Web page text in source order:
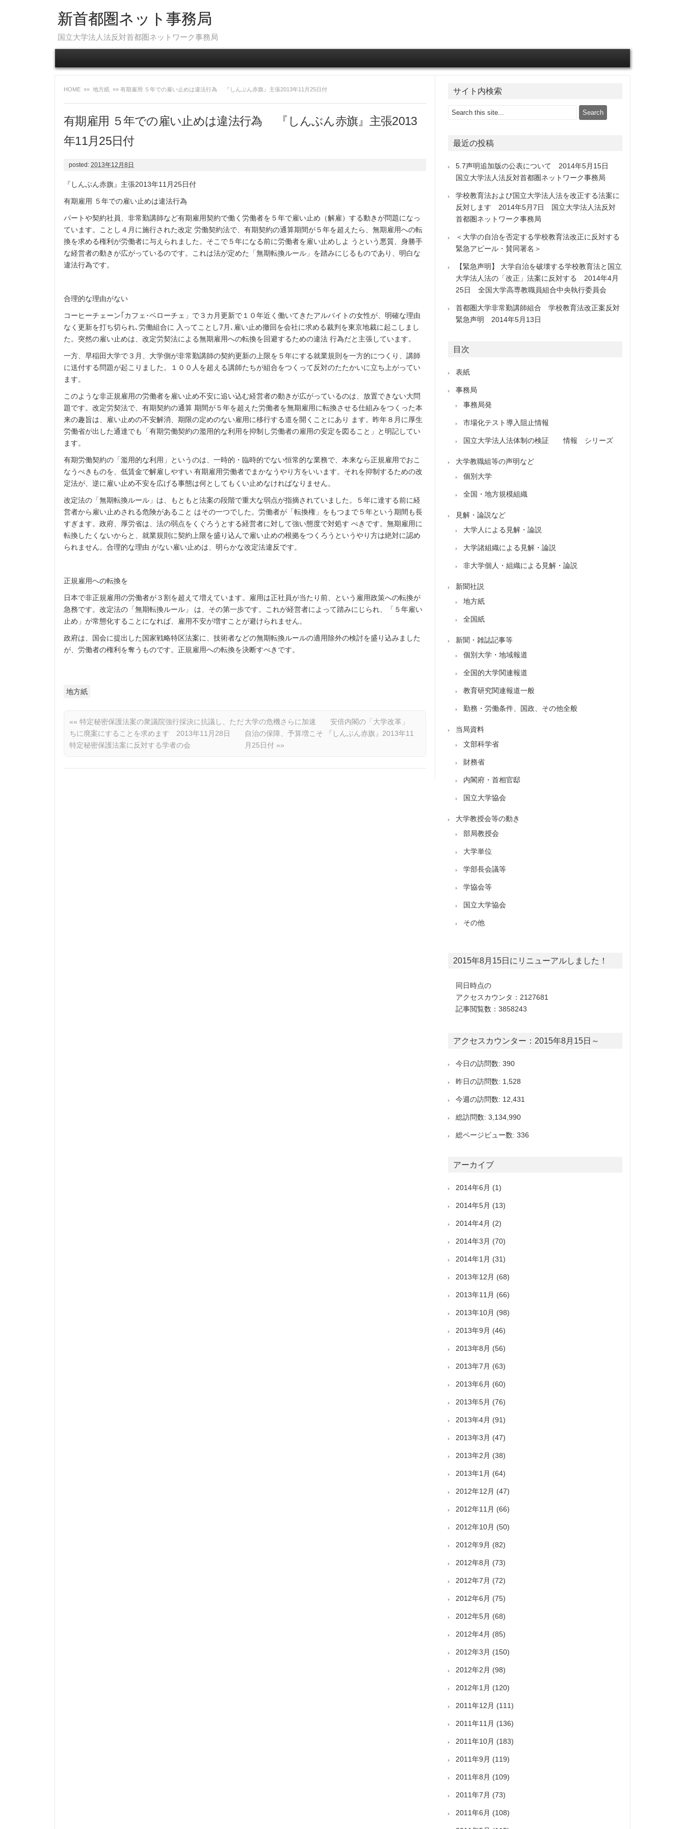
新首都圏ネット事務局
国立大学法人法反対首都圏ネットワーク事務局
HOME »» 地方紙 »» 有期雇用 ５年での雇い止めは違法行為 『しんぶん赤旗』主張2013年11月25日付
有期雇用 ５年での雇い止めは違法行為 『しんぶん赤旗』主張2013
年11月25日付
posted: 2013年12月8日
『しんぶん赤旗』主張2013年11月25日付
有期雇用 ５年での雇い止めは違法行為
パートや契約社員、非常勤講師など有期雇用契約で働く労働者を５年で雇い止め（解雇）する動きが問題になっ
ています。ことし４月に施行された改定 労働契約法で、有期契約の通算期間が５年を超えたら、無期雇用への転
換を求める権利が労働者に与えられました。そこで５年になる前に労働者を雇い止めしよ うという悪質、身勝手
な経営者の動きが広がっているのです。これは法が定めた「無期転換ルール」を踏みにじるものであり、明白な
違法行為です。
合理的な理由がない
コーヒーチェーン｢カフェ･ベローチェ」で３カ月更新で１０年近く働いてきたアルバイトの女性が、明確な理由
なく更新を打ち切られ､労働組合に 入ってことし7月､雇い止め撤回を会社に求める裁判を東京地裁に起こしまし
た。突然の雇い止めは、改定労契法による無期雇用への転換を回避するための違法 行為だと主張しています。
一方、早稲田大学で３月、大学側が非常勤講師の契約更新の上限を５年にする就業規則を一方的につくり、講師
に送付する問題が起こりました。１００人を超える講師たちが組合をつくって反対のたたかいに立ち上がってい
ます。
このような非正規雇用の労働者を雇い止め不安に追い込む経営者の動きが広がっているのは、放置できない大問
題です。改定労契法で、有期契約の通算 期間が５年を超えた労働者を無期雇用に転換させる仕組みをつくった本
来の趣旨は、雇い止めの不安解消、期限の定めのない雇用に移行する道を開くことにあり ます。昨年８月に厚生
労働省が出した通達でも「有期労働契約の濫用的な利用を抑制し労働者の雇用の安定を図ること」と明記してい
ます。
有期労働契約の「濫用的な利用」というのは、一時的・臨時的でない恒常的な業務で、本来なら正規雇用でおこ
なうべきものを、低賃金で解雇しやすい 有期雇用労働者でまかなうやり方をいいます。それを抑制するための改
定法が、逆に雇い止め不安を広げる事態は何としてもくい止めなければなりません。
改定法の「無期転換ルール」は、もともと法案の段階で重大な弱点が指摘されていました。５年に達する前に経
営者から雇い止めされる危険があること はその一つでした。労働者が「転換権」をもつまで５年という期間も長
すぎます。政府、厚労省は、法の弱点をくぐろうとする経営者に対して強い態度で対処す べきです。無期雇用に
転換したくないからと、就業規則に契約上限を盛り込んで雇い止めの根拠をつくろうというやり方は絶対に認め
られません。合理的な理由 がない雇い止めは、明らかな改定法違反です。
正規雇用への転換を
日本で非正規雇用の労働者が３割を超えて増えています。雇用は正社員が当たり前、という雇用政策への転換が
急務です。改定法の「無期転換ルール」 は、その第一歩です。これが経営者によって踏みにじられ、「５年雇い
止め」が常態化することになれば、雇用不安が増すことが避けられません。
政府は、国会に提出した国家戦略特区法案に、技術者などの無期転換ルールの適用除外の検討を盛り込みました
が、労働者の権利を奪うものです。正規雇用への転換を決断すべきです。
地方紙
«« 特定秘密保護法案の衆議院強行採決に抗議し、ただ
ちに廃案にすることを求めます 2013年11月28日
特定秘密保護法案に反対する学者の会
大学の危機さらに加速 安倍内閣の「大学改革」
自治の保障、予算増こそ 『しんぶん赤旗』2013年11
月25日付 »»
サイト内検索
最近の投稿
5.7声明追加版の公表について 2014年5月15日
国立大学法人法反対首都圏ネットワーク事務局
学校教育法および国立大学法人法を改正する法案に
反対します 2014年5月7日 国立大学法人法反対
首都圏ネットワーク事務局
＜大学の自治を否定する学校教育法改正に反対する
緊急アピール・賛同署名＞
【緊急声明】 大学自治を破壊する学校教育法と国立
大学法人法の「改正」法案に反対する 2014年4月
25日 全国大学高専教職員組合中央執行委員会
首都圏大学非常勤講師組合 学校教育法改正案反対
緊急声明 2014年5月13日
目次
表紙
事務局
事務局発
市場化テスト導入阻止情報
国立大学法人法体制の検証 情報 シリーズ
大学教職組等の声明など
個別大学
全国・地方規模組織
見解・論説など
大学人による見解・論説
大学諸組織による見解・論説
非大学個人・組織による見解・論説
新聞社説
地方紙
全国紙
新聞・雑誌記事等
個別大学・地域報道
全国的大学関連報道
教育研究関連報道一般
勤務・労働条件、国政、その他全般
当局資料
文部科学省
財務省
内閣府・首相官邸
国立大学協会
大学教授会等の動き
部局教授会
大学単位
学部長会議等
学協会等
国立大学協会
その他
2015年8月15日にリニューアルしました！
同日時点の
アクセスカウンタ：2127681
記事閲覧数：3858243
アクセスカウンター：2015年8月15日～
今日の訪問数: 390
昨日の訪問数: 1,528
今週の訪問数: 12,431
総訪問数: 3,134,990
総ページビュー数: 336
アーカイブ
2014年6月 (1)
2014年5月 (13)
2014年4月 (2)
2014年3月 (70)
2014年1月 (31)
2013年12月 (68)
2013年11月 (66)
2013年10月 (98)
2013年9月 (46)
2013年8月 (56)
2013年7月 (63)
2013年6月 (60)
2013年5月 (76)
2013年4月 (91)
2013年3月 (47)
2013年2月 (38)
2013年1月 (64)
2012年12月 (47)
2012年11月 (66)
2012年10月 (50)
2012年9月 (82)
2012年8月 (73)
2012年7月 (72)
2012年6月 (75)
2012年5月 (68)
2012年4月 (85)
2012年3月 (150)
2012年2月 (98)
2012年1月 (120)
2011年12月 (111)
2011年11月 (136)
2011年10月 (183)
2011年9月 (119)
2011年8月 (109)
2011年7月 (73)
2011年6月 (108)